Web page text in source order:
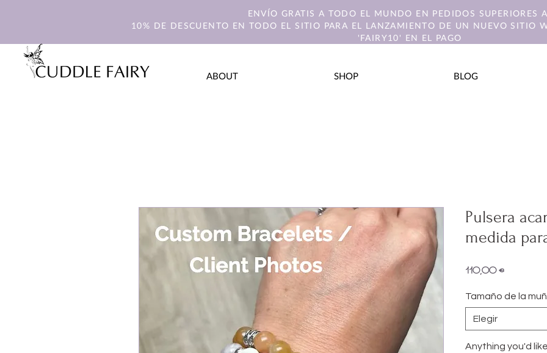
ENVÍO GRATIS A TODO EL MUNDO EN PEDIDOS SUPERIORES
10% DE DESCUENTO EN TODO EL SITIO PARA EL LANZAMIENTO DE UN NUEVO SITIO
'FAIRY10' EN EL PAGO
ABOUT SHOP BLOG
Pulsera
medida
110,00 €Precio
Tamaño de la
Elegir
Anything you'd